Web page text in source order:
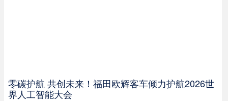
零碳护航 共创未来！福田欧辉客车倾力护航2026世
界人工智能大会